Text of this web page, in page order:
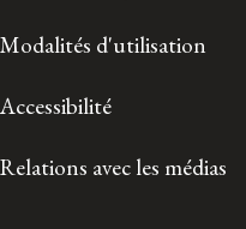
Modalités d'utilisation
Accessibilité
Relations avec les médias